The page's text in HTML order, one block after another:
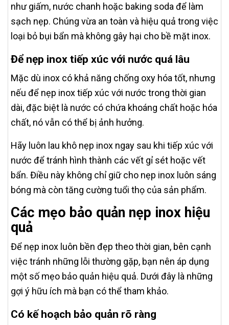
như giấm, nước chanh hoặc baking soda để làm
sạch nẹp. Chúng vừa an toàn và hiệu quả trong việc
loại bỏ bụi bẩn mà không gây hại cho bề mặt inox.
Để nẹp inox tiếp xúc với nước quá lâu
Mặc dù inox có khả năng chống oxy hóa tốt, nhưng
nếu để nẹp inox tiếp xúc với nước trong thời gian
dài, đặc biệt là nước có chứa khoáng chất hoặc hóa
chất, nó vẫn có thể bị ảnh hưởng.
Hãy luôn lau khô nẹp inox ngay sau khi tiếp xúc với
nước để tránh hình thành các vết gỉ sét hoặc vết
bẩn. Điều này không chỉ giữ cho nẹp inox luôn sáng
bóng mà còn tăng cường tuổi thọ của sản phẩm.
Các mẹo bảo quản nẹp inox hiệu
quả
Để nẹp inox luôn bền đẹp theo thời gian, bên cạnh
việc tránh những lỗi thường gặp, bạn nên áp dụng
một số mẹo bảo quản hiệu quả. Dưới đây là những
gợi ý hữu ích mà bạn có thể tham khảo.
Có kế hoạch bảo quản rõ ràng